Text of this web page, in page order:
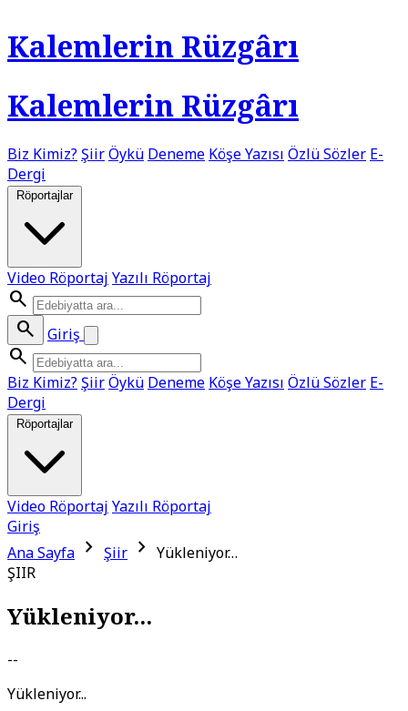
Kalemlerin Rüzgârı
Kalemlerin Rüzgârı
Biz Kimiz? ŞiirÖykü Deneme Köşe Yazısı Özlü Sözler E-
Dergi
Röportajlar
Video Röportaj Yazılı Röportaj
search
search
Giriş
search
Biz Kimiz? ŞiirÖykü Deneme Köşe Yazısı Özlü Sözler E-
Dergi
Röportajlar
Video Röportaj Yazılı Röportaj
Giriş
Ana Sayfa chevron_right Şiir chevron_right Yükleniyor…
ŞIIR
Yükleniyor...
--
Yükleniyor...